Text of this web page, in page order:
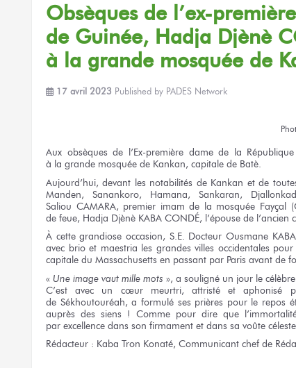
Obsèques de l’ex-première
de Guinée, Hadja Djènè
à la grandemosquée de
17 avril 2023 Published by PADES Network
Aux obsèques de l’Ex-premièredamede la République
à la grande mosquée de Kankan, capitale de Batè.
Aujourd’hui, devant les notabilités de Kankan et de
Manden, Sanankoro, Hamana, Sankaran,
Saliou CAMARA, premier imamde la mosquée Fayçal
de feue, Hadja Djènè KABA CONDÉ, l’épouse de l’ancien
À cette grandiose occasion, S.E. Docteur Ousmane KABA
avec brio et maestria les grandes villes occidentales pour
capitale du Massachusetts en passant par Paris avant de
« Une image vaut mille mots », a souligné un jour le célèbre
C’est avec un cœurmeurtri, attristéet aphonisé
de Sékhoutouréah, a formulé ses prières pour le repos
auprèsdes siens ! Comme pour dire que
par excellence dans son firmament et dans sa voûte
Rédacteur : Kaba Tron Konaté, Communicant chef de